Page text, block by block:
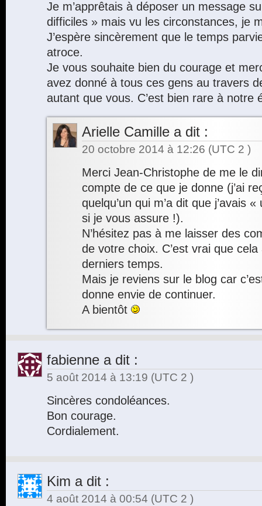
Je m’apprêtais à déposer un message
difficiles » mais vu les circonstances, je
J’espère sincèrement que le temps
atroce.
Je vous souhaite bien du courage et
avez donné à tous ces gens au travers
autant que vous. C’est bien rare à notre
Arielle Camille a dit :
20 octobre 2014 à 12:26 (UTC 2 )
Merci Jean-Christophe de me le
compte de ce que je donne (j’ai
quelqu’un qui m’a dit que j’avais
si je vous assure !).
N’hésitez pas à me laisser des
de votre choix. C’est vrai que
derniers temps.
Mais je reviens sur le blog car
donne envie de continuer.
A bientôt
fabienne a dit :
5 août 2014 à 13:19 (UTC 2 )
Sincères condoléances.
Bon courage.
Cordialement.
Kim a dit :
4 août 2014 à 00:54 (UTC 2 )